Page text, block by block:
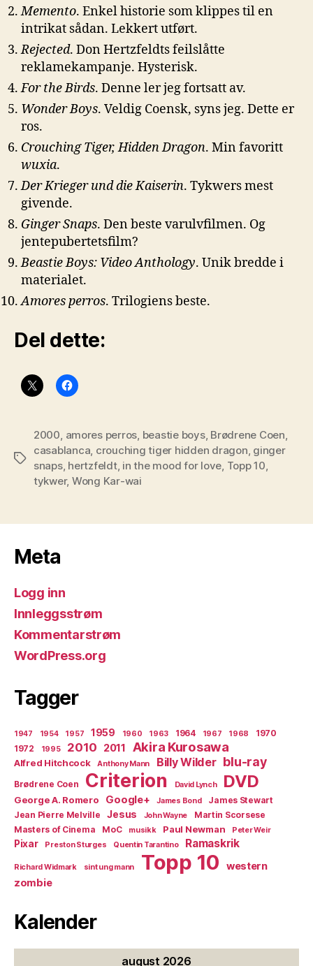
Memento. Enkel historie som klippes til en
intrikat sådan. Lekkert utført.
Rejected. Don Hertzfeldts feilslåtte
reklamekampanje. Hysterisk.
For the Birds. Denne ler jeg fortsatt av.
Wonder Boys. Veldig Coensk, syns jeg. Dette er
ros.
Crouching Tiger, Hidden Dragon. Min favoritt
wuxia.
Der Krieger und die Kaiserin. Tykwers mest
givende.
Ginger Snaps. Den beste varulvfilmen. Og
jentepubertetsfilm?
Beastie Boys: Video Anthology. Unik bredde i
materialet.
Amores perros. Trilogiens beste.
Del dette:
Stikkord
2000, amores perros, beastie boys, Brødrene Coen,
casablanca, crouching tiger hidden dragon, ginger
snaps, hertzfeldt, in the mood for love, Topp 10,
tykwer, Wong Kar-wai
Meta
Logg inn
Innleggsstrøm
Kommentarstrøm
WordPress.org
Tagger
1947 1954 1957 1959 1960 1963 1964 1967 1968
1970
1972
1995 2010 2011 Akira Kurosawa
Alfred Hitchcock Anthony Mann Billy Wilder blu-ray
Brødrene Coen Criterion David Lynch DVD
George A. Romero Google+ James Bond
James Stewart
Jean Pierre Melville
Jesus John Wayne
Martin Scorsese
Masters of Cinema
MoC musikk Paul Newman Peter Weir
Pixar Preston Sturges Quentin Tarantino Ramaskrik
Richard Widmark sint ung mann Topp 10
western
zombie
Kalender
august 2026